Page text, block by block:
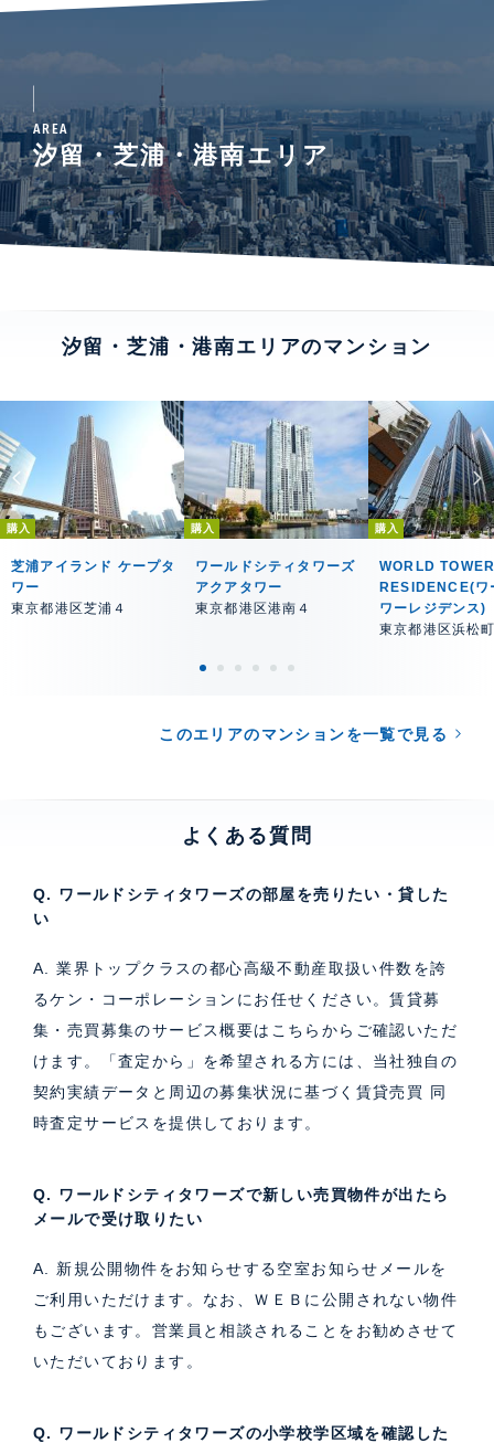
AREA
汐留・芝浦・港南エリア
汐留・芝浦・港南エリアのマンション
購入
芝浦アイランド ケープタ
ワー
東京都港区芝浦４
購入
ワールドシティタワーズ
アクアタワー
東京都港区港南４
購入
WORLD
RESIDENCE(ワ
ワーレジデンス)
東京都港区浜松
このエリアのマンションを一覧で見る
よくある質問
Q. ワールドシティタワーズの部屋を売りたい・貸した
い
A. 業界トップクラスの都心高級不動産取扱い件数を誇
るケン・コーポレーションにお任せください。賃貸募
集・売買募集のサービス概要はこちら からご確認いただ
けます。「査定から」を希望される方には、当社独自の
契約実績データと周辺の募集状況に基づく 賃貸売買 同
時査定サービス を提供しております。
Q. ワールドシティタワーズで新しい売買物件が出たら
メールで受け取りたい
A. 新規公開物件をお知らせする空室お知らせメールを
ご利用いただけます。なお、ＷＥＢに公開されない物件
もございます。営業員と相談されることをお勧めさせて
いただいております。
Q. ワールドシティタワーズの小学校学区域を確認した